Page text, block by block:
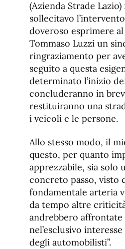
(Azienda Strade Lazio)
sollecitavo
doveroso esprimere
Tommaso Luzzi un
ringraziamento per
seguito a questa
determinato l’inizio
concluderanno in
restituiranno una
i veicoli e le persone.
Allo stesso modo, il
questo, per quanto
apprezzabile, sia solo
concreto passo, visto
fondamentale arteria
da tempo altre
andrebbero
nel’esclusivo
degli automobilisti”.